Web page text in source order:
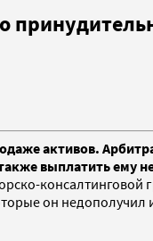
активов.
выплатить
он недополучил